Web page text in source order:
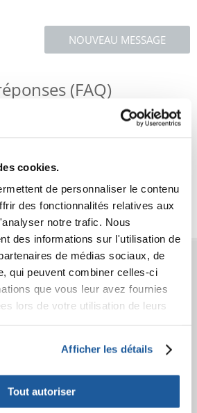
cookies.
de personnaliser le contenu
des fonctionnalités relatives aux
notre trafic. Nous
des informations sur l'utilisation de
de médias sociaux, de
qui peuvent combiner celles-ci
que vous leur avez fournies
lors de votre utilisation de leurs
Afficher les détails
Tout autoriser
NOUVEAU MESSAGE
(FAQ)